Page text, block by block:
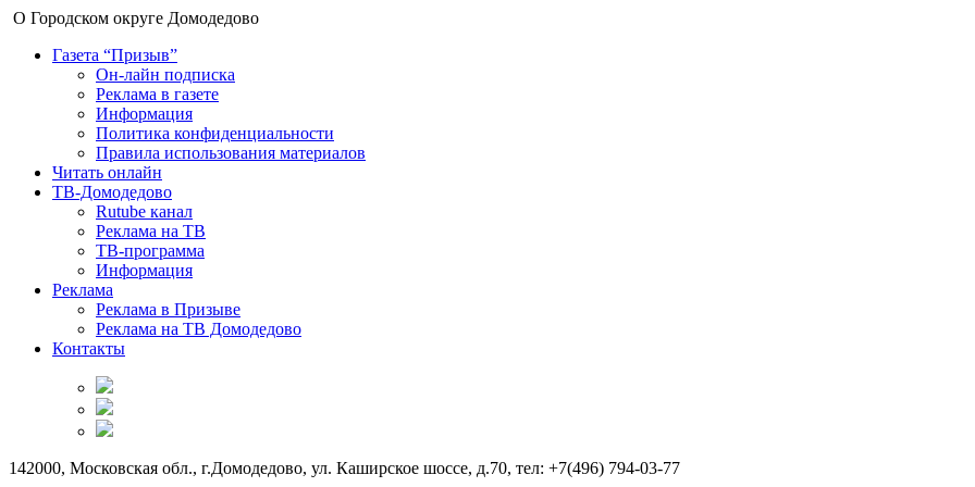
О Городском округе Домодедово
Газета “Призыв”
Он-лайн подписка
Реклама в газете
Информация
Политика конфиденциальности
Правила использования материалов
Читать онлайн
ТВ-Домодедово
Rutube канал
Реклама на ТВ
ТВ-программа
Информация
Реклама
Реклама в Призыве
Реклама на ТВ Домодедово
Контакты
142000, Московская обл., г.Домодедово, ул. Каширское шоссе, д.70, тел: +7(496) 794-03-77